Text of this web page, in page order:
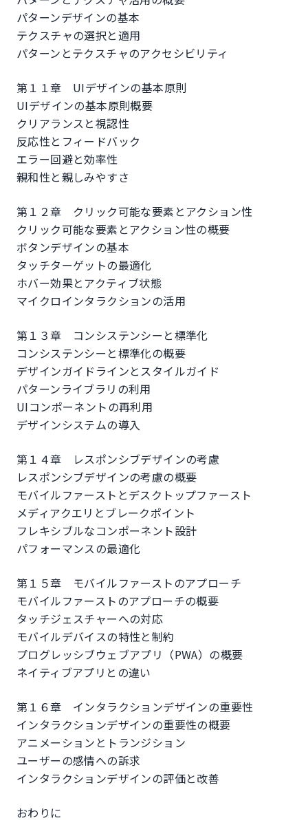
パターンデザインの基本
テクスチャの選択と適用
パターンとテクスチャのアクセシビリティ
第１１章 UIデザインの基本原則
UIデザインの基本原則概要
クリアランスと視認性
反応性とフィードバック
エラー回避と効率性
親和性と親しみやすさ
第１２章 クリック可能な要素とアクション性
クリック可能な要素とアクション性の概要
ボタンデザインの基本
タッチターゲットの最適化
ホバー効果とアクティブ状態
マイクロインタラクションの活用
第１３章 コンシステンシーと標準化
コンシステンシーと標準化の概要
デザインガイドラインとスタイルガイド
パターンライブラリの利用
UIコンポーネントの再利用
デザインシステムの導入
第１４章 レスポンシブデザインの考慮
レスポンシブデザインの考慮の概要
モバイルファーストとデスクトップファースト
メディアクエリとブレークポイント
フレキシブルなコンポーネント設計
パフォーマンスの最適化
第１５章 モバイルファーストのアプローチ
モバイルファーストのアプローチの概要
タッチジェスチャーへの対応
モバイルデバイスの特性と制約
プログレッシブウェブアプリ（PWA）の概要
ネイティブアプリとの違い
第１６章 インタラクションデザインの重要性
インタラクションデザインの重要性の概要
アニメーションとトランジション
ユーザーの感情への訴求
インタラクションデザインの評価と改善
おわりに